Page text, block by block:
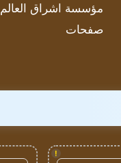
مؤسسة اشراق العالم
صفحات
!